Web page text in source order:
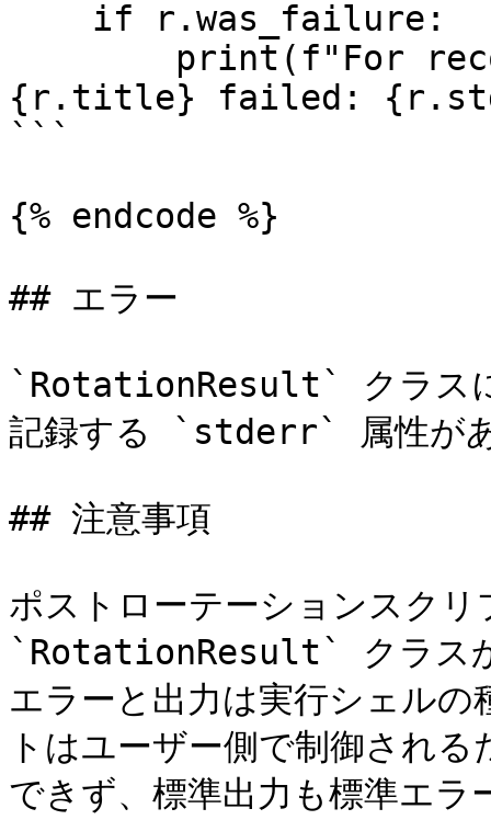
{r.title} failed:
```
{% endcode %}
## エラー
`RotationResult` クラスに
記録する `stderr` 属性が
## 注意事項
ポストローテーションスクリ
`RotationResult` クラスか
エラーと出力は実行シェル
トはユーザー側で制御され
できず、標準出力も標準エラ